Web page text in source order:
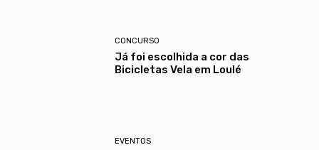
CONCURSO
Já foi escolhida a cor das
Bicicletas Vela em Loulé
EVENTOS